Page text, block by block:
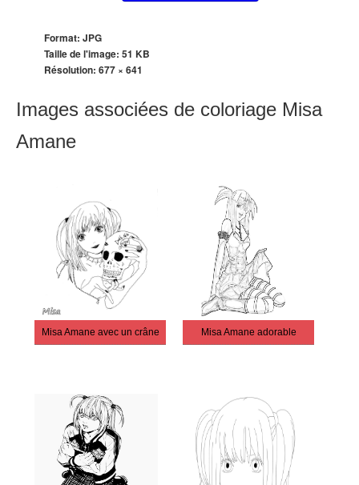
Format: JPG
Taille de l'image: 51 KB
Résolution: 677 × 641
Images associées de coloriage Misa
Amane
Misa Amane avec un crâne Misa Amane adorable